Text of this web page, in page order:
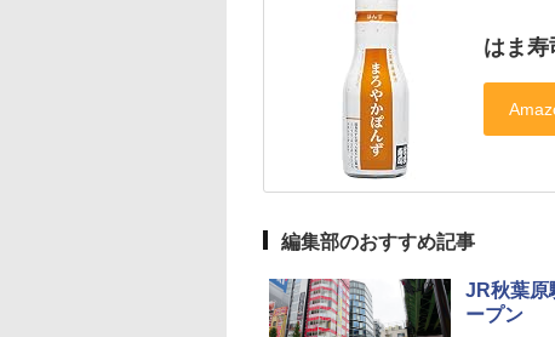
はま
編集部のおすすめ記事
JR秋葉原
ープン